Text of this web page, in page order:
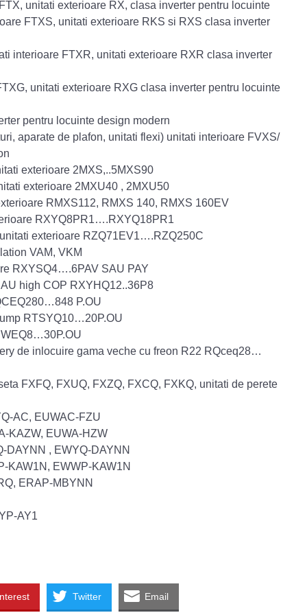
unitati exterioare RX, clasa inverter pentru locuinte
FTXS, unitati exterioare RKS si RXS clasa inverter
interioare FTXR, unitati exterioare RXR clasa inverter
unitati exterioare RXG clasa inverter pentru locuinte
pentru locuinte design modern
aparate de plafon, unitati flexi) unitati interioare FVXS/
exterioare 2MXS,..5MXS90
exterioare 2MXU40 , 2MXU50
RMXS112, RMXS 140, RMXS 160EV
RXYQ8PR1….RXYQ18PR1
exterioare RZQ71EV1….RZQ250C
VAM, VKM
RXYSQ4….6PAV SAU PAY
high COP RXYHQ12..36P8
P.OU
RTSYQ10…20P.OU
de inlocuire gama veche cu freon R22 RQceq28…
FXFQ, FXUQ, FXZQ, FXCQ, FXKQ, unitati de perete
AC, EUWAC-FZU
KAZW, EUWA-HZW
DAYNN , EWYQ-DAYNN
KAW1N, EWWP-KAW1N
ERAP-MBYNN
AY1
Twitter Email